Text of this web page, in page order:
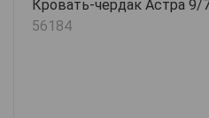
Кровать-чердак Астра 9/
56184